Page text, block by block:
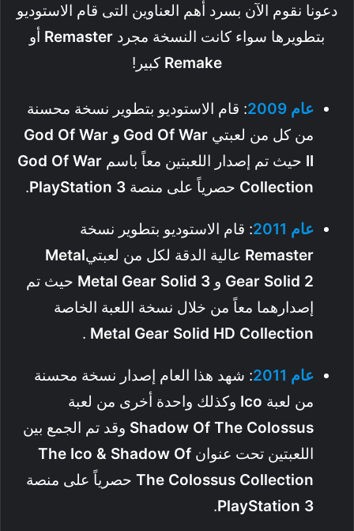
دعونا نقوم الآن بسرد أهم العناوين التى قام الاستوديو
بتطويرها سواء كانت النسخة مجرد Remaster أو
Remake كبير!
عام 2009: قام الاستوديو بتطوير نسخة محسنة
من كل من لعبتي
God Of War و God Of War
II حيث تم إصدار اللعبتين معاً باسم God Of War
Collection حصرياً على منصة PlayStation 3
.
عام 2011: قام الاستوديو بتطوير نسخة
Remaster عالية الدقة لكل من لعبتيMetal
Gear Solid 2 و Metal Gear Solid 3 حيث تم
إصدارهما معاً من خلال نسخة اللعبة الخاصة
Metal Gear Solid HD Collection
.
عام 2011: شهد هذا العام إصدار نسخة محسنة
من لعبة Ico وكذلك واحدة أخرى من لعبة
Shadow Of The Colossus وقد تم الجمع بين
اللعبتين تحت عنوان
The Ico & Shadow Of
The Colossus Collection حصرياً على منصة
PlayStation 3
.